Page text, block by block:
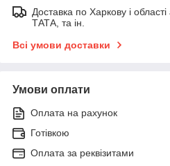
Доставка по Харкову і
ТАТА, та ін.
Всі умови доставки
Умови оплати
Оплата на рахунок
Готівкою
Оплата за реквізитами